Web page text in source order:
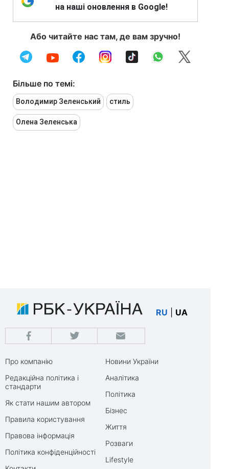
на наші оновлення в Google!
Або читайте нас там, де вам зручно!
Більше по темі:
Володимир Зеленський стиль
Олена Зеленська
RU UA
Про компанію
Редакційна політика і
стандарти
Як стати нашим автором
Правила користування
Правова інформація
Політика конфіденційності
Новини України
Аналітика
Політика
Бізнес
Життя
Розваги
Lifestyle